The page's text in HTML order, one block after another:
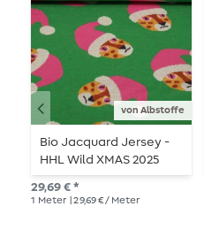
von Albstoffe
Bio Jacquard Jersey -
HHL Wild XMAS 2025
Wild Santa Grün
29,69 € *
1 Meter | 29,69 € / Meter